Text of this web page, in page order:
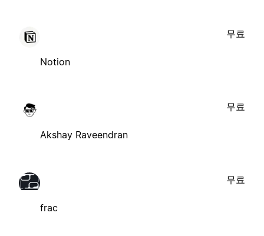
Notion
무료
Akshay Raveendran
무료
frac
무료